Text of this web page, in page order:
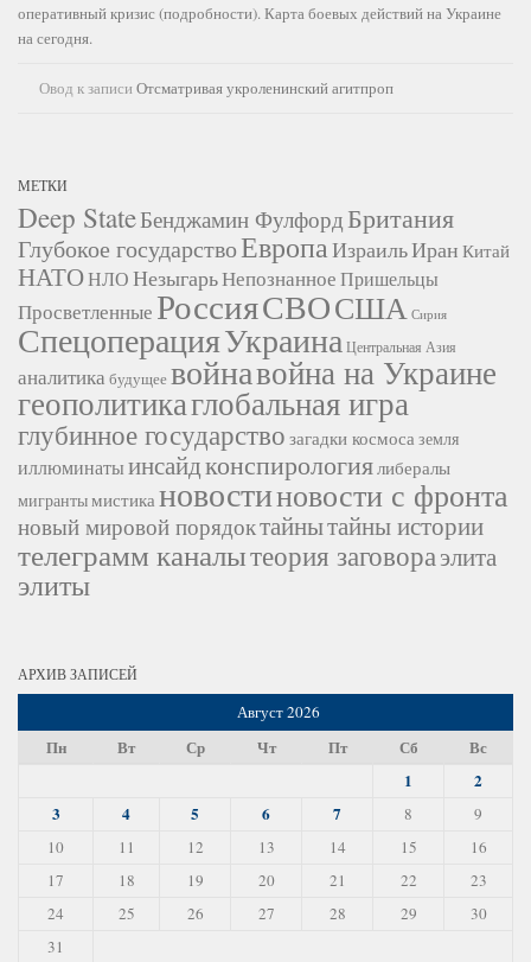
оперативный кризис (подробности). Карта боевых действий на Украине
на сегодня.
Овод к записи Отсматривая укроленинский агитпроп
МЕТКИ
Deep StateБенджамин ФулфордБритания
Глубокое государствоЕвропаИзраильИран Китай
НАТОНЛОНезыгарьНепознанноеПришельцы
Просветленные РоссияСВОСША Сирия
СпецоперацияУкраина Центральная Азия
аналитика будущеевойнавойна на Украине
геополитикаглобальная игра
глубинное государство загадки космоса земля
иллюминатыинсайдконспирологиялибералы
мигрантымистика новостиновости с фронта
новый мировой порядоктайнытайны истории
телеграмм каналытеория заговораэлита
элиты
АРХИВ ЗАПИСЕЙ
Август 2026
Пн Вт Ср Чт Пт Сб
Вс
1
2
3
4 5 6 7 8
9
10
11 12 13 14 15
16
17
18 19 20 21 22
23
24
25 26 27 28 29
30
31